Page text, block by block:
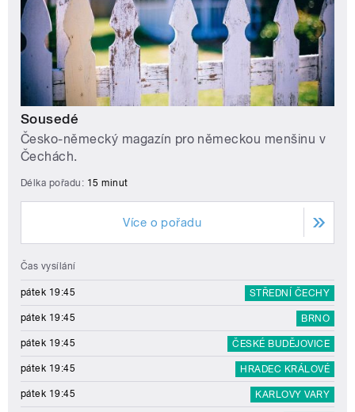
Sousedé
Česko-německý magazín pro německou menšinu v
Čechách.
Délka pořadu: 15 minut
Více o pořadu
Čas vysílání
pátek 19:45 STŘEDNÍ ČECHY
pátek 19:45 BRNO
pátek 19:45 ČESKÉ BUDĚJOVICE
pátek 19:45 HRADEC KRÁLOVÉ
pátek 19:45 KARLOVY VARY